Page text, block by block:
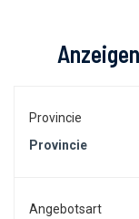
Provincie
Provincie
Angebotsart